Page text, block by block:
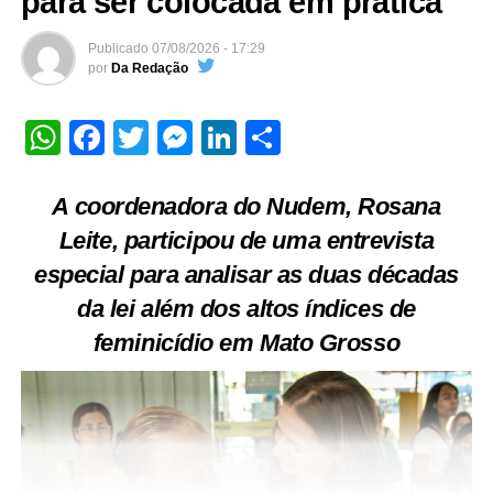
Publicado 07/08/2026 - 17:29
por Da Redação
WhatsApp
Facebook
TwitterMessenger
LinkedIn
A coordenadora do Nudem, Rosana
Leite, participou de uma entrevista
especial para analisar as duas décadas
da lei além dos altos índices de
feminicídio em Mato Grosso